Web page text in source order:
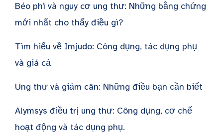
Béo phì và nguy cơ ung thư: Những bằng chứng
mới nhất cho thấy điều gì?
Tìm hiểu về Imjudo: Công dụng, tác dụng phụ
và giá cả
Ung thư và giảm cân: Những điều bạn cần biết
Alymsys điều trị ung thư: Công dụng, cơ chế
hoạt động và tác dụng phụ.